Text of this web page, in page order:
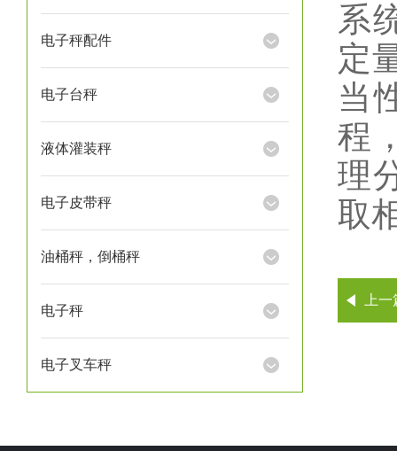
电子秤配件
电子台秤
液体灌装秤
电子皮带秤
油桶秤，倒桶秤
电子秤
电子叉车秤
系
定
当
程
理
取
上